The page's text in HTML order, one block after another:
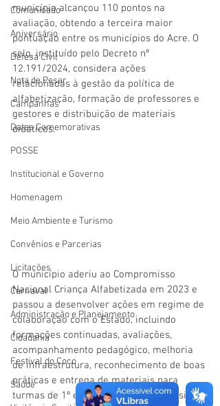
Comunicado
Aniversário
Defesa Civil
Nota de Pesar
Campanhas
Datas Comemorativas
POSSE
Institucional e Governo
Homenagem
Meio Ambiente e Turismo
Convênios e Parcerias
Licitações
Carnaval
Administração e Planejamento
Cidadania
Festival do Coco
Saúde
município alcançou 110 pontos na
avaliação, obtendo a terceira maior
pontuação entre os municípios do Acre. O
selo, instituído pelo Decreto nº
12.191/2024, considera ações
relacionadas à gestão da política de
alfabetização, formação de professores e
gestores e distribuição de materiais
didáticos.
O município aderiu ao Compromisso
Nacional Criança Alfabetizada em 2023 e
passou a desenvolver ações em regime de
colaboração com o Estado, incluindo
formações continuadas, avaliações,
acompanhamento pedagógico, melhoria
de infraestrutura, reconhecimento de boas
práticas e entrega de materiais para
turmas de 1º e 2º anos e de recomposição